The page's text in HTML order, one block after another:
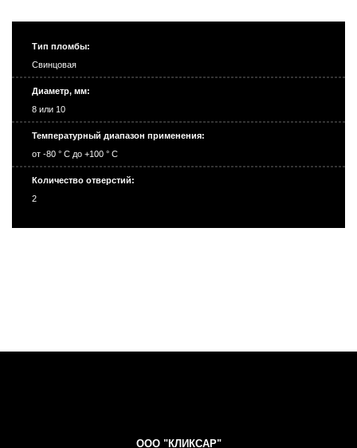
Тип пломбы:
Свинцовая
Диаметр, мм:
8 или 10
Температурный диапазон применения:
от -80 ° С до +100 ° С
Количество отверстий:
2
ООО "КЛИКСАР"